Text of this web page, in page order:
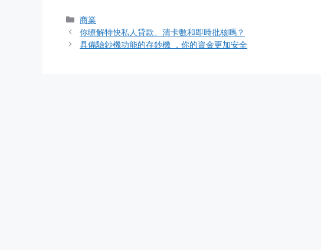
Categories
商業
你瞭解特快私人貸款、清卡數和即時批核嗎？
具備驗鈔機功能的存鈔機 ，你的資金更加安全